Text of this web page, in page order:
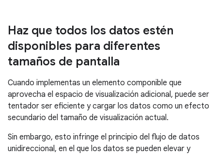
Haz que todos los datos estén
disponibles para diferentes
tamaños de pantalla
Cuando implementas un elemento componible que
aprovecha el espacio de visualización adicional, puede ser
tentador ser eficiente y cargar los datos como un efecto
secundario del tamaño de visualización actual.
Sin embargo, esto infringe el principio del flujo de datos
unidireccional, en el que los datos se pueden elevar y